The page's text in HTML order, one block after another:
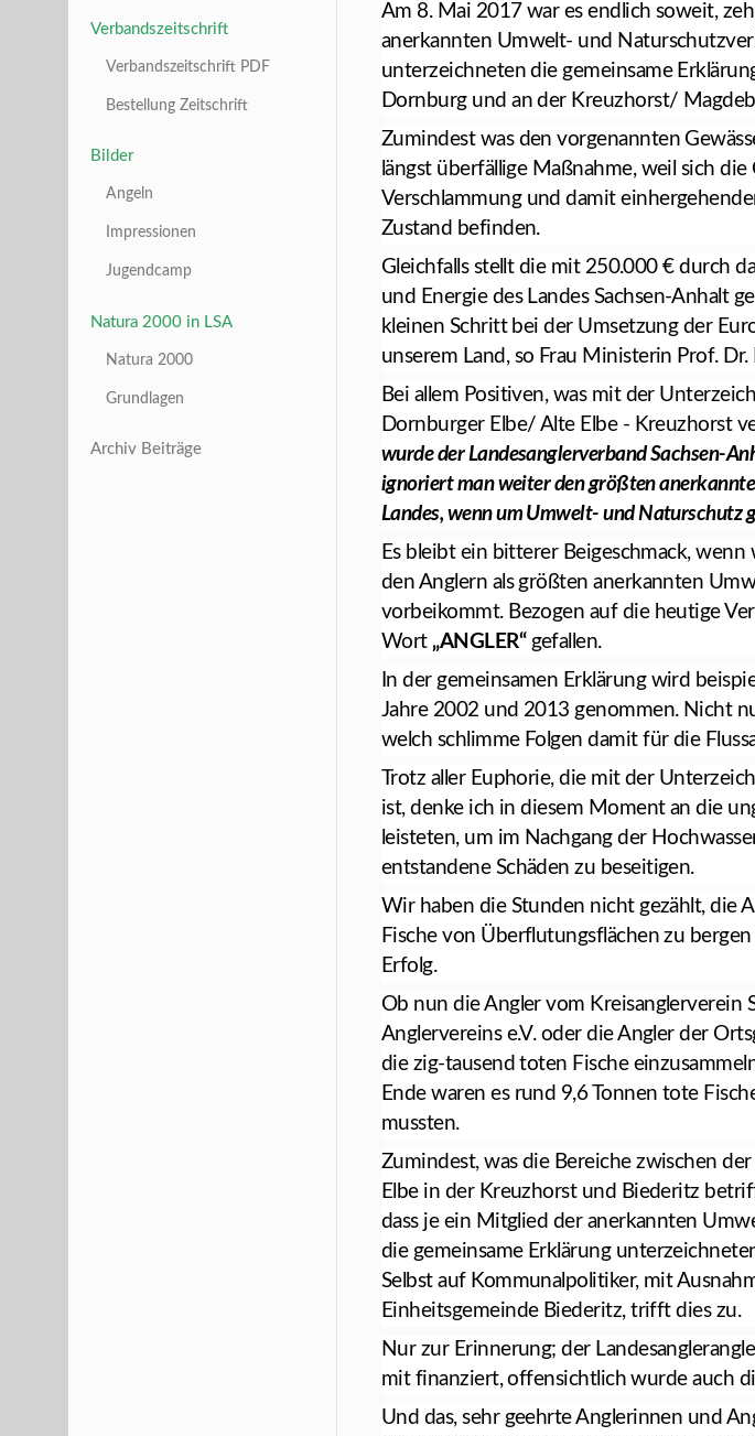
Verbandszeitschrift
Verbandszeitschrift PDF
Bestellung Zeitschrift
Bilder
Angeln
Impressionen
Jugendcamp
Natura 2000 in LSA
Natura 2000
Grundlagen
Archiv Beiträge
Am 8. Mai 2017 war es endlich soweit,
anerkannten Umwelt- und
unterzeichneten die gemeinsame
Dornburg und an der Kreuzhorst/
Zumindest was den vorgenannten
längst überfällige Maßnahme, weil sich
Verschlammung und damit
Zustand befinden.
Gleichfalls stellt die mit 250.000 € durch
und Energie des Landes Sachsen-Anhalt
kleinen Schritt bei der Umsetzung der
unserem Land, so Frau Ministerin Prof.
Bei allem Positiven, was mit der
Dornburger Elbe/ Alte Elbe - Kreuzhorst
wurde der Landesanglerverband Sachsen-
ignoriert man weiter den größten
Landes, wenn um Umwelt- und Naturschutz
Es bleibt ein bitterer Beigeschmack,
den Anglern als größten anerkannten
vorbeikommt. Bezogen auf die heutige
Wort „ANGLER“gefallen.
In der gemeinsamen Erklärung wird
Jahre 2002 und 2013 genommen. Nicht
welch schlimme Folgen damit für die
Trotz aller Euphorie, die mit der
ist, denke ich in diesem Moment an die
leisteten, um im Nachgang der
entstandene Schäden zu beseitigen.
Wir haben die Stunden nicht gezählt, die
Fische von Überflutungsflächen zu
Erfolg.
Ob nun die Angler vom Kreisanglerverein
Anglervereins e.V. oder die Angler der
die zig-tausend toten Fische
Ende waren es rund 9,6 Tonnen tote
mussten.
Zumindest, was die Bereiche zwischen
Elbe in der Kreuzhorst und Biederitz
dass je ein Mitglied der anerkannten
die gemeinsame Erklärung
Selbst auf Kommunalpolitiker, mit
Einheitsgemeinde Biederitz, trifft dies zu.
Nur zur Erinnerung; der
mit finanziert, offensichtlich wurde auch
Und das, sehr geehrte Anglerinnen und